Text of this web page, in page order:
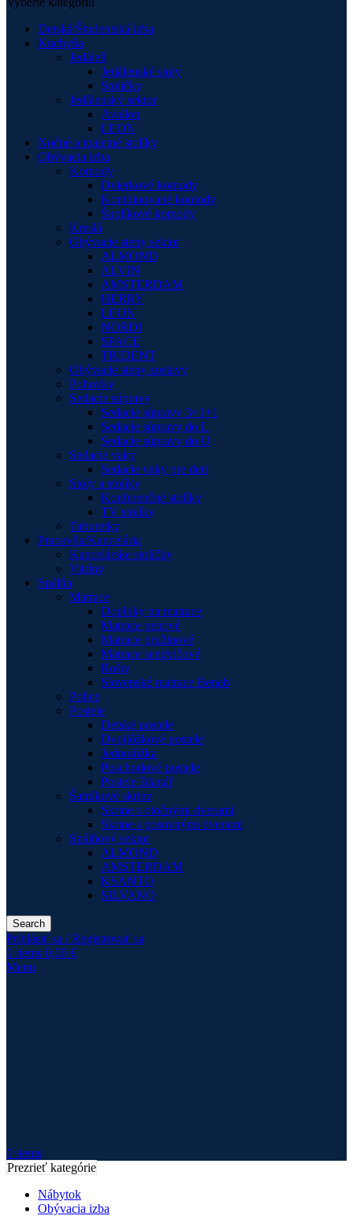
Detská/Študentská izba
Kuchyňa
Jedáleň
Jedálenské stoly
Stoličky
Jedálenský sektor
Avallon
LEON
Nočné a toaletné stolíky
Obývacia izba
Komody
Dvierkové komody
Kombinované komody
Šuplíkové komody
Kreslá
Obývacie steny sektor
ALMOND
ALVIN
AMSTERDAM
HERRY
LEON
NORDI
SPACE
TRIDENT
Obývacie steny zostavy
Pohovky
Sedacie súpravy
Sedacie súpravy 3+1+1
Sedacie súpravy do L
Sedacie súpravy do U
Sedacie vaky
Sedacie vaky pre deti
Stoly a stolíky
Konferenčné stolíky
TV stolíky
Taburetky
Pracovňa/Kancelária
Kancelárske stoličky
Vitríny
Spálňa
Matrace
Doplnky na matrace
Matrace penové
Matrace pružinové
Matrace sendvičové
Rošty
Slovenské matrace Benab
Police
Postele
Detské postele
Dvojlôžkové postele
Jednolôžka
Poschodové postele
Postele Blanář
Šatníkové skrine
Skrine s otočnými dverami
Skrine s posuvnými dverami
Spálňový sektor
ALMOND
AMSTERDAM
KSANTO
SILVANO
Search
Prihlásiť sa / Registrovať sa
0 items 0,00 €
Menu
0 items
Prezrieť kategórie
Nábytok
Obývacia izba